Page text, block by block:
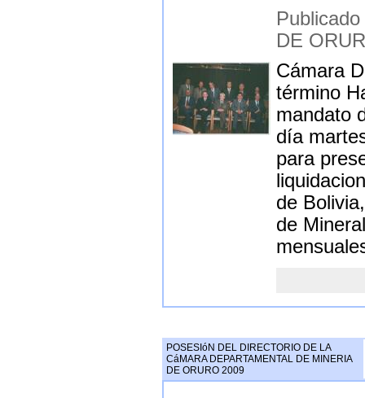
DE
Cámara
término
mandato
día
para
de
de
POSESIóN DEL DIRECTORIO DE LA
CáMARA DEPARTAMENTAL DE MINERIA
DE ORURO 2009